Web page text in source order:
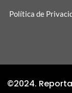
Política de
©2024.